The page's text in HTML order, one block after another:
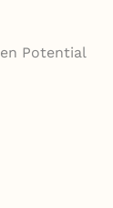
Potential